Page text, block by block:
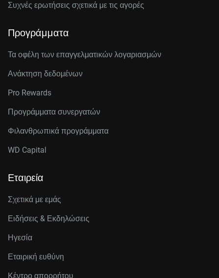
Συχνές ερωτήσεις σχετικά με τις αγορές
Προγράμματα
Τα οφέλη των επαγγελματικών λογαριασμών
Ανάκτηση δεδομένων
Pro Rewards
Προγράμματα συνεργατών
Φιλανθρωπικά προγράμματα
WD Capital
Εταιρεία
Σχετικά με εμάς
Ειδήσεις & Εκδηλώσεις
Ηγεσία
Εταιρική ευθύνη
Κέντρο απορρήτου